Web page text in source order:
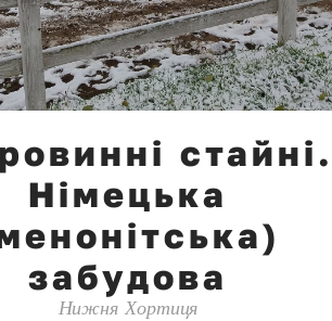
Німецька
забудова
Нижня Хортиця